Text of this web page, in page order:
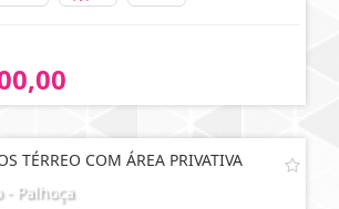
TÉRREO COM ÁREA PRIVATIVA
Palhoça